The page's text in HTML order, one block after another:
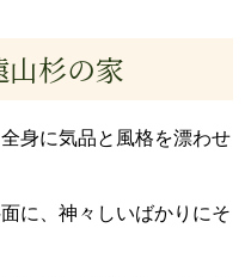
杉の家
身に気品と風格を漂わせ
に、神々しいばかりにそ